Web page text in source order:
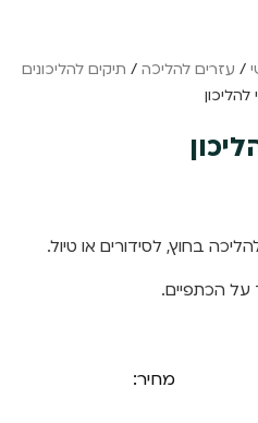
/ עזרים להליכה / תיקים להליכונים
בחוץ, לסידורים או טיול.
הכתפיים.
מחיר: